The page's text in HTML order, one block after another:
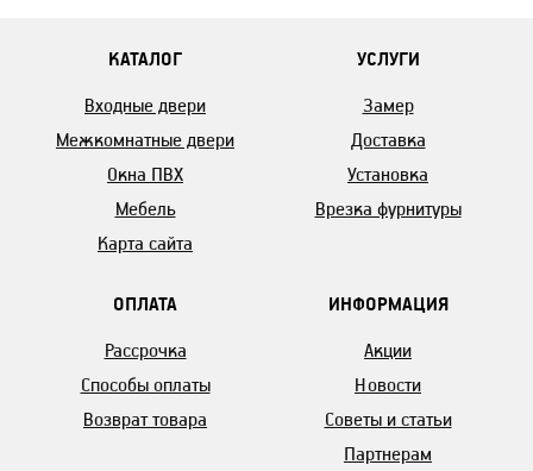
КАТАЛОГ
Входные двери
Межкомнатные двери
Окна ПВХ
Мебель
Карта сайта
УСЛУГИ
Замер
Доставка
Установка
Врезка фурнитуры
ОПЛАТА
Рассрочка
Способы оплаты
Возврат товара
ИНФОРМАЦИЯ
Акции
Новости
Советы и статьи
Партнерам